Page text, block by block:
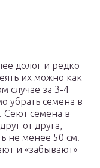
долог и редко
их можно как
случае за 3-4
убрать семена в
семена в
от друга,
не менее 50 см.
и «забывают»